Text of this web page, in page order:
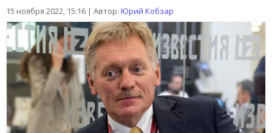
15 ноября 2022, 15:16 | Автор: Юрий Кобзар